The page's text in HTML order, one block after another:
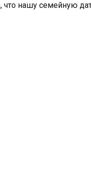
что нашу семейную